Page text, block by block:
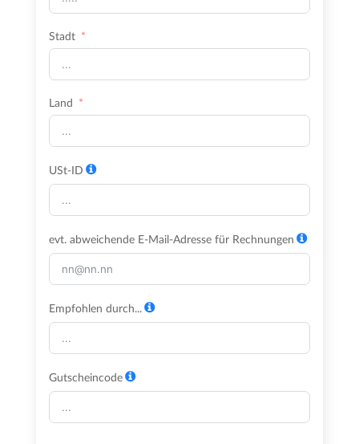
Stadt
Land
USt-ID
evt. abweichende E-Mail-Adresse für Rechnungen
Empfohlen durch...
Gutscheincode